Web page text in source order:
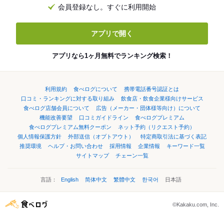
会員登録なし。すぐに利用開始
アプリで開く
アプリなら1ヶ月無料でランキング検索！
利用規約 食べログについて
携帯電話番号認証とは
口コミ・ランキングに対する取り組み
飲食店・飲食企業様向けサービス
食べログ店舗会員について
広告（メーカー・団体様等向け）について
機能改善要望
口コミガイドライン
食べログプレミアム
食べログプレミアム無料クーポン
ネット予約（リクエスト予約）
個人情報保護方針
外部送信（オプトアウト）
特定商取引法に基づく表記
推奨環境
ヘルプ・お問い合わせ 採用情報 企業情報
キーワード一覧
サイトマップ
チェーン一覧
言語： English 简体中文 繁體中文 한국어 日本語
©Kakaku.com, Inc.